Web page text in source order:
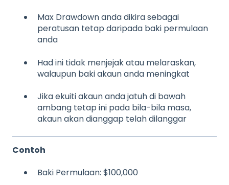
Max Drawdown anda dikira sebagai
peratusan tetap daripada baki permulaan
anda
Had ini tidak menjejak atau melaraskan,
walaupun baki akaun anda meningkat
Jika ekuiti akaun anda jatuh di bawah
ambang tetap ini pada bila-bila masa,
akaun akan dianggap telah dilanggar
Contoh
Baki Permulaan: $100,000